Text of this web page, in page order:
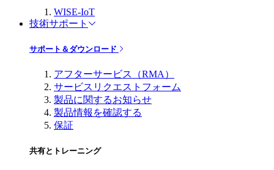
WISE-IoT
技術サポート
サポート＆ダウンロード
アフターサービス（RMA）
サービスリクエストフォーム
製品に関するお知らせ
製品情報を確認する
保証
共有とトレーニング